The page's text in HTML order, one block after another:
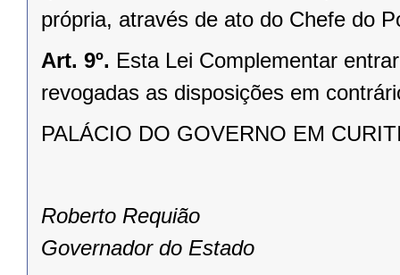
própria, através de ato do Chefe do
Art. 9º. Esta Lei Complementar
revogadas as disposições em
PALÁCIO DO GOVERNO EM
Roberto Requião
Governador do Estado